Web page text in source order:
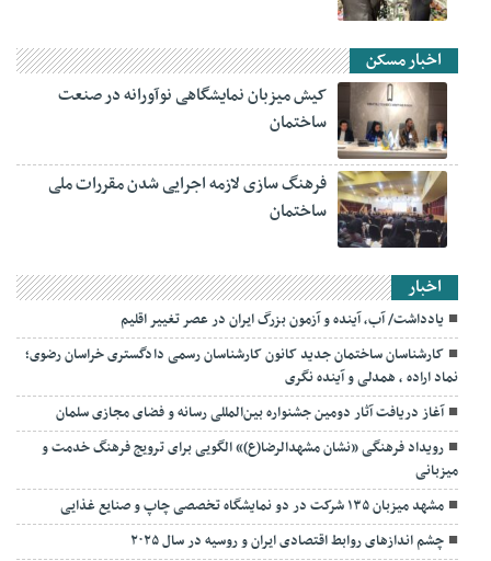
اخبار مسکن
کیش میزبان نمایشگاهی نوآورانه در صنعت
ساختمان
فرهنگ سازی لازمه اجرایی شدن مقررات ملی
ساختمان
اخبار
یادداشت/ آب، آینده و آزمون بزرگ ایران در عصر تغییر اقلیم
کارشناسان ساختمان جدید کانون کارشناسان رسمی دادگستری خراسان رضوی؛
نماد اراده ، همدلی و آینده نگری
آغاز دریافت آثار دومین جشنواره بین‌المللی رسانه و فضای مجازی سلمان
رویداد فرهنگی «نشان مشهدالرضا(ع)» الگویی برای ترویج فرهنگ خدمت و
میزبانی
مشهد میزبان ۱۳۵ شرکت در دو نمایشگاه تخصصی چاپ و صنایع غذایی
چشم اندازهای روابط اقتصادی ایران و روسیه در سال ۲۰۲۵